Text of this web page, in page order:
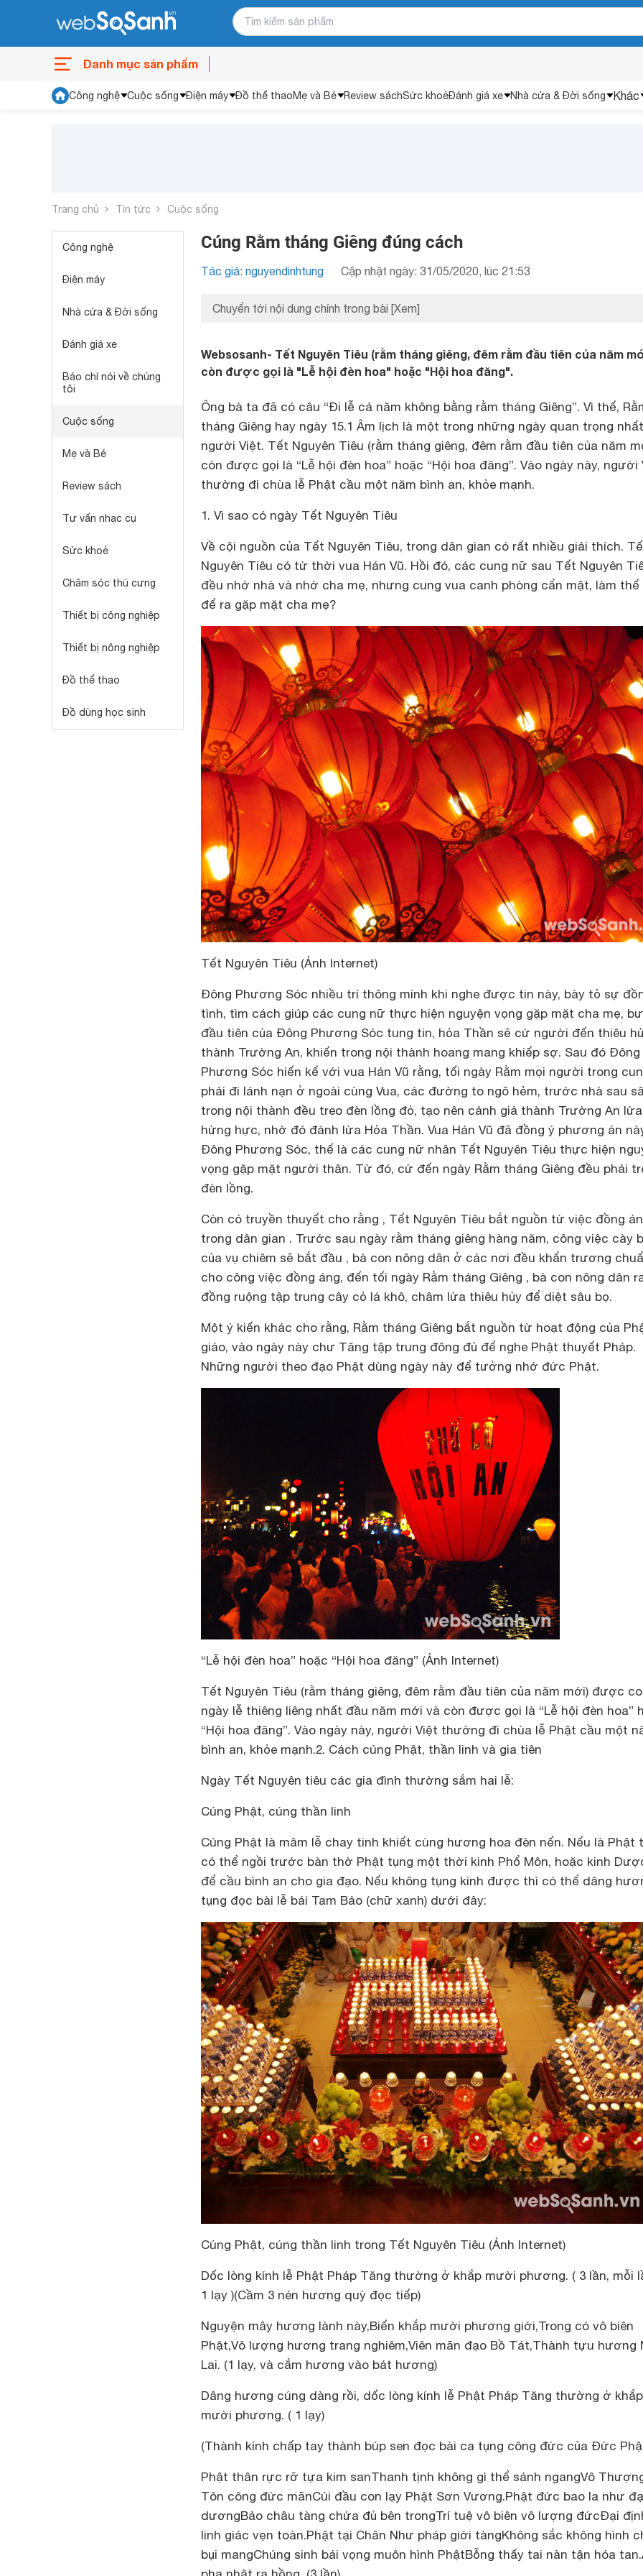
Danh mục sản phẩm
Công nghệ Cuộc sống Điện máy Đồ thể thaoMẹ và Bé Review sáchSức khoẻĐánh giá xe Nhà cửa & Đời sống Khác
Trang chủ Tin tức Cuộc sống
Công nghệ
Điện máy
Nhà cửa & Đời sống
Đánh giá xe
Báo chí nói về chúng
tôi
Cuộc sống
Mẹ và Bé
Review sách
Tư vấn nhạc cụ
Sức khoẻ
Chăm sóc thú cưng
Thiết bị công nghiệp
Thiết bị nông nghiệp
Đồ thể thao
Đồ dùng học sinh
Cúng Rằm tháng Giêng đúng cách
Tác giả: nguyendinhtung Cập nhật ngày: 31/05/2020, lúc 21:53
Chuyển tới nội dung chính trong bài [Xem]
Websosanh- Tết Nguyên Tiêu (rằm tháng giêng, đêm rằm đầu tiên của năm
còn được gọi là "Lễ hội đèn hoa" hoặc "Hội hoa đăng".
Ông bà ta đã có câu “Đi lễ cả năm không bằng rằm tháng Giêng”. Vì thế,
tháng Giêng hay ngày 15.1 Âm lịch là một trong những ngày quan trọng
người Việt. Tết Nguyên Tiêu (rằm tháng giêng, đêm rằm đầu tiên của năm
còn được gọi là “Lễ hội đèn hoa” hoặc “Hội hoa đăng”. Vào ngày này, người
thường đi chùa lễ Phật cầu một năm bình an, khỏe mạnh.
1. Vì sao có ngày Tết Nguyên Tiêu
Về cội nguồn của Tết Nguyên Tiêu, trong dân gian có rất nhiều giải thích.
Nguyên Tiêu có từ thời vua Hán Vũ. Hồi đó, các cung nữ sau Tết Nguyên
đều nhớ nhà và nhớ cha mẹ, nhưng cung vua canh phòng cẩn mật, làm thế
để ra gặp mặt cha mẹ?
Tết Nguyên Tiêu (Ảnh Internet)
Đông Phương Sóc nhiều trí thông minh khi nghe được tin này, bày tỏ sự
tình, tìm cách giúp các cung nữ thực hiện nguyện vọng gặp mặt cha mẹ,
đầu tiên của Đông Phương Sóc tung tin, hỏa Thần sẽ cử người đến thiêu
thành Trường An, khiến trong nội thành hoang mang khiếp sợ. Sau đó Đông
Phương Sóc hiến kế với vua Hán Vũ rằng, tối ngày Rằm mọi người trong
phải đi lánh nạn ở ngoài cùng Vua, các đường to ngõ hẻm, trước nhà sau
trong nội thành đều treo đèn lồng đỏ, tạo nên cảnh giả thành Trường An
hừng hực, nhờ đó đánh lừa Hỏa Thần. Vua Hán Vũ đã đồng ý phương án
Đông Phương Sóc, thế là các cung nữ nhân Tết Nguyên Tiêu thực hiện
vọng gặp mặt người thân. Từ đó, cứ đến ngày Rằm tháng Giêng đều phải
đèn lồng.
Còn có truyền thuyết cho rằng , Tết Nguyên Tiêu bắt nguồn từ việc đồng
trong dân gian . Trước sau ngày rằm tháng giêng hàng năm, công việc cày
của vụ chiêm sẽ bắt đầu , bà con nông dân ở các nơi đều khẩn trương
cho công việc đồng áng, đến tối ngày Rằm tháng Giêng , bà con nông dân
đồng ruộng tập trung cây cỏ lá khô, châm lửa thiêu hủy để diệt sâu bọ.
Một ý kiến khác cho rằng, Rằm tháng Giêng bắt nguồn từ hoạt động của
giáo, vào ngày này chư Tăng tập trung đông đủ để nghe Phật thuyết Pháp.
Những người theo đạo Phật dùng ngày này để tưởng nhớ đức Phật.
“Lễ hội đèn hoa” hoặc “Hội hoa đăng” (Ảnh Internet)
Tết Nguyên Tiêu (rằm tháng giêng, đêm rằm đầu tiên của năm mới) được
ngày lễ thiêng liêng nhất đầu năm mới và còn được gọi là “Lễ hội đèn hoa”
“Hội hoa đăng”. Vào ngày này, người Việt thường đi chùa lễ Phật cầu một
bình an, khỏe mạnh.2. Cách cúng Phật, thần linh và gia tiên
Ngày Tết Nguyên tiêu các gia đình thường sắm hai lễ:
Cúng Phật, cúng thần linh
Cúng Phật là mâm lễ chay tinh khiết cùng hương hoa đèn nến. Nếu là Phật
có thể ngồi trước bàn thờ Phật tụng một thời kinh Phổ Môn, hoặc kinh
để cầu bình an cho gia đạo. Nếu không tụng kinh được thì có thể dâng
tụng đọc bài lễ bái Tam Bảo (chữ xanh) dưới đây:
Cúng Phật, cúng thần linh trong Tết Nguyên Tiêu (Ảnh Internet)
Dốc lòng kính lễ Phật Pháp Tăng thường ở khắp mười phương. ( 3 lần, mỗi
1 lạy )(Cầm 3 nén hương quỳ đọc tiếp)
Nguyện mây hương lành này,Biến khắp mười phương giới,Trong có vô biên
Phật,Vô lượng hương trang nghiêm,Viên mãn đạo Bồ Tát,Thành tựu hương
Lai. (1 lạy, và cắm hương vào bát hương)
Dâng hương cúng dàng rồi, dốc lòng kính lễ Phật Pháp Tăng thường ở khắp
mười phương. ( 1 lạy)
(Thành kính chấp tay thành búp sen đọc bài ca tụng công đức của Đức
Phật thân rực rỡ tựa kim sanThanh tịnh không gì thể sánh ngangVô
Tôn công đức mãnCúi đầu con lạy Phật Sơn Vương.Phật đức bao la như
dươngBảo châu tàng chứa đủ bên trongTrí tuệ vô biên vô lượng đứcĐại
linh giác vẹn toàn.Phật tại Chân Như pháp giới tàngKhông sắc không hình
bụi mangChúng sinh bái vọng muôn hình PhậtBỗng thấy tai nàn tận hóa